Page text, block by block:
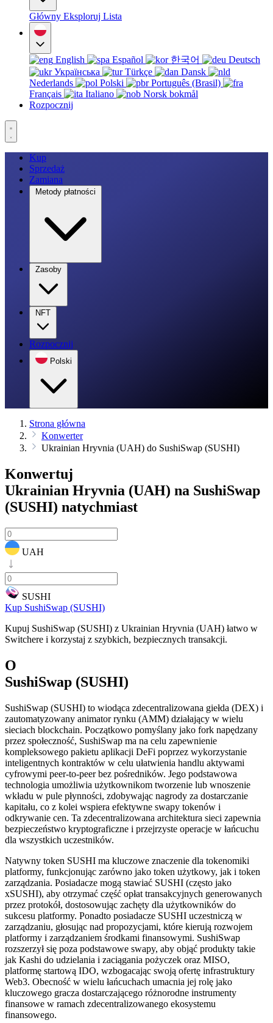
Główny Eksploruj Lista
English Español 한국어
Deutsch
Українська
Türkçe
Dansk
Nederlands
Polski
Português (Brasil)
Français
Italiano
Norsk bokmål
Rozpocznij
Kup
Sprzedaż
Zamiana
Metody płatności
Zasoby
NFT
Rozpocznij
Polski
Strona główna
Konwerter
Ukrainian Hryvnia (UAH) do SushiSwap (SUSHI)
Konwertuj
Ukrainian Hryvnia (UAH) na SushiSwap
(SUSHI) natychmiast
UAH
SUSHI
Kup SushiSwap (SUSHI)
Kupuj SushiSwap (SUSHI) z Ukrainian Hryvnia (UAH) łatwo w
Switchere i korzystaj z szybkich, bezpiecznych transakcji.
O
SushiSwap (SUSHI)
SushiSwap (SUSHI) to wiodąca zdecentralizowana giełda (DEX) i
zautomatyzowany animator rynku (AMM) działający w wielu
sieciach blockchain. Początkowo pomyślany jako fork napędzany
przez społeczność, SushiSwap ma na celu zapewnienie
kompleksowego pakietu aplikacji DeFi poprzez wykorzystanie
inteligentnych kontraktów w celu ułatwienia handlu aktywami
cyfrowymi peer-to-peer bez pośredników. Jego podstawowa
technologia umożliwia użytkownikom tworzenie lub wnoszenie
wkładu w pule płynności, zdobywając nagrody za dostarczanie
kapitału, co z kolei wspiera efektywne swapy tokenów i
odkrywanie cen. Ta zdecentralizowana architektura sieci zapewnia
bezpieczeństwo kryptograficzne i przejrzyste operacje w łańcuchu
dla wszystkich uczestników.
Natywny token SUSHI ma kluczowe znaczenie dla tokenomiki
platformy, funkcjonując zarówno jako token użytkowy, jak i token
zarządzania. Posiadacze mogą stawiać SUSHI (często jako
xSUSHI), aby otrzymać część opłat transakcyjnych generowanych
przez protokół, dostosowując zachęty dla użytkowników do
sukcesu platformy. Ponadto posiadacze SUSHI uczestniczą w
zarządzaniu, głosując nad propozycjami, które kierują rozwojem
platformy i zarządzaniem środkami finansowymi. SushiSwap
rozszerzył się poza podstawowe swapy, aby objąć produkty takie
jak Kashi do udzielania i zaciągania pożyczek oraz MISO,
platformę startową IDO, wzbogacając swoją ofertę infrastruktury
Web3. Obecność w wielu łańcuchach umacnia jej rolę jako
kluczowego gracza dostarczającego różnorodne instrumenty
finansowe w ramach zdecentralizowanego ekosystemu
finansowego.